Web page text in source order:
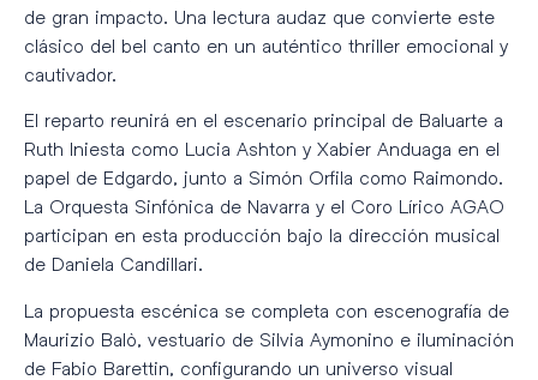
de gran impacto. Una lectura audaz que convierte este
clásico del bel canto en un auténtico thriller emocional y
cautivador.
El reparto reunirá en el escenario principal de Baluarte a
Ruth Iniesta como Lucia Ashton y Xabier Anduaga en el
papel de Edgardo, junto a Simón Orfila como Raimondo.
La Orquesta Sinfónica de Navarra y el Coro Lírico AGAO
participan en esta producción bajo la dirección musical
de Daniela Candillari.
La propuesta escénica se completa con escenografía de
Maurizio Balò, vestuario de Silvia Aymonino e iluminación
de Fabio Barettin, configurando un universo visual